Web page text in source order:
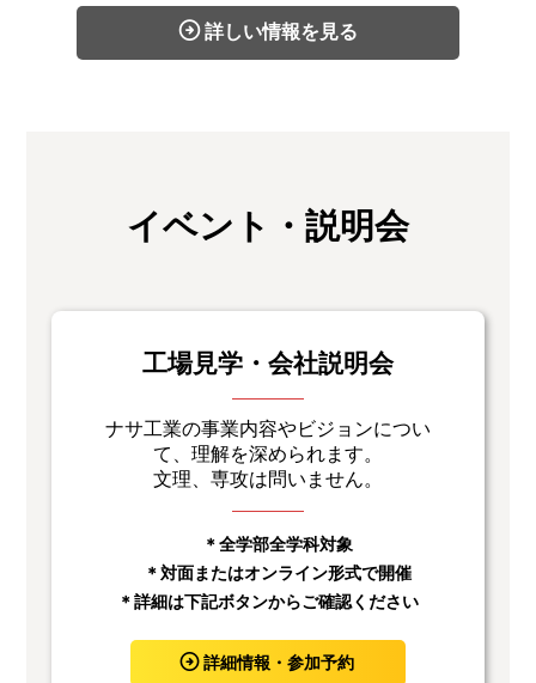
詳しい情報を見る
イベント・説明会
工場見学・会社説明会
ナサ工業の事業内容やビジョンについ
て、理解を深められます。
文理、専攻は問いません。
＊全学部全学科対象
＊対面またはオンライン形式で開催
＊詳細は下記ボタンからご確認ください
詳細情報・参加予約